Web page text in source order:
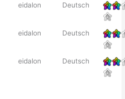
eidalon Deutsch
eidalon Deutsch
eidalon Deutsch